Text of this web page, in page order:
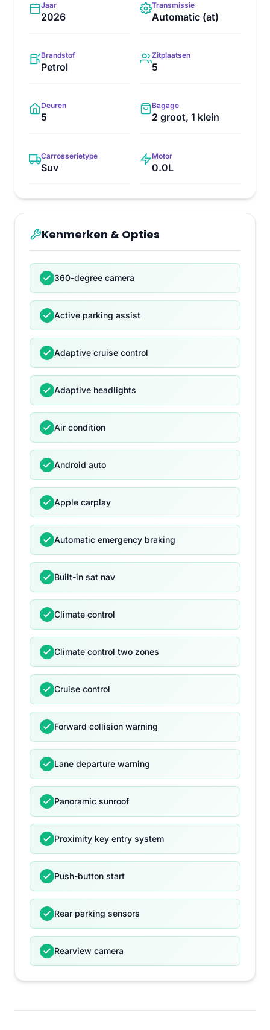
Jaar
2026
Transmissie
Automatic (at)
Brandstof
Petrol
Zitplaatsen
5
Deuren
5
Bagage
2 groot, 1 klein
Carrosserietype
Suv
Motor
0.0L
Kenmerken & Opties
360-degree camera
Active parking assist
Adaptive cruise control
Adaptive headlights
Air condition
Android auto
Apple carplay
Automatic emergency braking
Built-in sat nav
Climate control
Climate control two zones
Cruise control
Forward collision warning
Lane departure warning
Panoramic sunroof
Proximity key entry system
Push-button start
Rear parking sensors
Rearview camera